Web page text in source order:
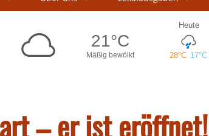
– er ist eröffnet!